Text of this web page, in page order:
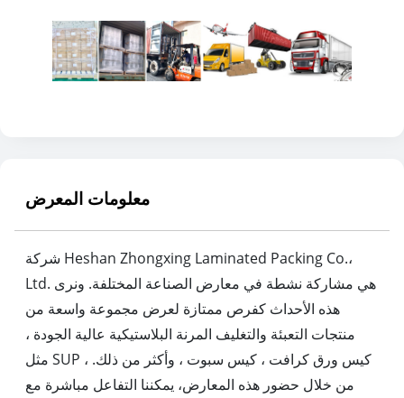
معلومات المعرض
شركة Heshan Zhongxing Laminated Packing Co.،
Ltd. هي مشاركة نشطة في معارض الصناعة المختلفة. ونرى
هذه الأحداث كفرص ممتازة لعرض مجموعة واسعة من
منتجات التعبئة والتغليف المرنة البلاستيكية عالية الجودة ،
مثل SUP ، كيس ورق كرافت ، كيس سبوت ، وأكثر من ذلك.
من خلال حضور هذه المعارض، يمكننا التفاعل مباشرة مع